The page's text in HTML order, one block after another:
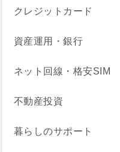
クレジットカード
資産運用・銀行
ネット回線・格安SIM
不動産投資
暮らしのサポート